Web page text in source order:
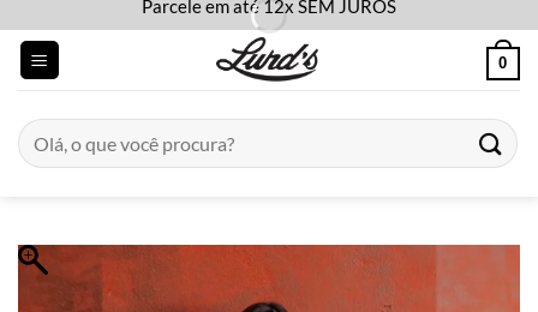
content
Parcele em até 12x SEM JUROS
0
Pesquisar
por: